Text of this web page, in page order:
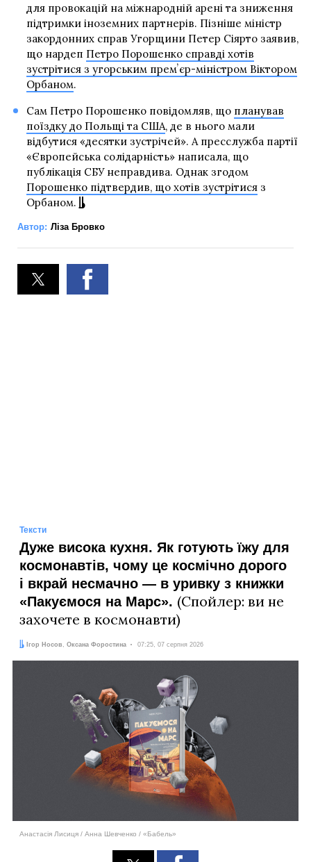
для провокацій на міжнародній арені та зниження
підтримки іноземних партнерів. Пізніше міністр
закордонних справ Угорщини Петер Сіярто заявив,
що нардеп Петро Порошенко справді хотів
зустрітися з угорським премʼєр-міністром Віктором
Орбаном.
Сам Петро Порошенко повідомляв, що планував
поїздку до Польщі та США, де в нього мали
відбутися «десятки зустрічей». А пресслужба партії
«Європейська солідарність» написала, що
публікація СБУ неправдива. Однак згодом
Порошенко підтвердив, що хотів зустрітисяз
Орбаном.
Автор: Ліза Бровко